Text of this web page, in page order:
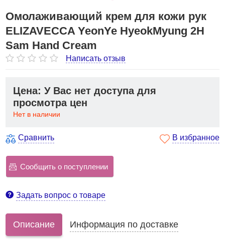
Омолаживающий крем для кожи рук
ELIZAVECCA YeonYe HyeokMyung 2H
Sam Hand Cream
Написать отзыв
Цена: У Вас нет доступа для
просмотра цен
Нет в наличии
Сравнить В избранное
Сообщить о поступлении
Задать вопрос о товаре
Описание Информация по доставке